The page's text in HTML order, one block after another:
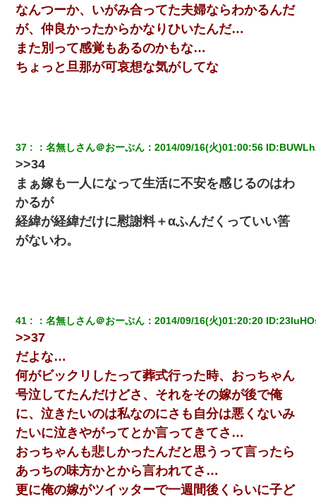
なんつーか、いがみ合ってた夫婦ならわかるんだ
が、仲良かったからかなりひいたんだ…
また別って感覚もあるのかもな…
ちょっと旦那が可哀想な気がしてな
37 ：名無しさん＠おーぷん ：2014/09/16(火)01:00:56 ID:
>>34
まぁ嫁も一人になって生活に不安を感じるのはわ
かるが
経緯が経緯だけに慰謝料＋αふんだくっていい筈
がないわ。
41 ：名無しさん＠おーぷん ：2014/09/16(火)01:20:20 ID:
>>37
だよな…
何がビックリしたって葬式行った時、おっちゃん
号泣してたんだけどさ、それをその嫁が後で俺
に、泣きたいのは私なのにさも自分は悪くないみ
たいに泣きやがってとか言ってきてさ…
おっちゃんも悲しかったんだと思うって言ったら
あっちの味方かとから言われてさ…
更に俺の嫁がツイッターで一週間後くらいに子ど